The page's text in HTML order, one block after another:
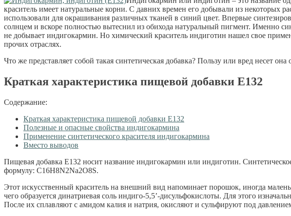
краситель имеет натуральные корни. С давних времен его добывали из
использовали для окрашивания различных тканей в синий цвет. Впервые
солнцем и вскоре полностью вытеснил из обихода натуральный пигмент. Именно
не добывает индигокармин. Но химический краситель индиготин нашел свое
прочих отраслях.
Что же представляет собой такая синтетическая добавка? Пользу или вред несет
Краткая характеристика пищевой добавки Е132
Содержание:
Краткая характеристика пищевой добавки Е132
Полезные и опасные свойства индигокармина
Применение синтетического красителя индигокармина
Вместо выводов
Пищевая добавка Е132 носит название индигокармин или индиготин.
формулу: C16H8N2Na2O8S.
Этот искусственный краситель на внешний вид напоминает порошок, иногда
чего образуется динатриевая соль индиго-5,5’-дисульфокислоты. Для этого
После их сплавляют с амидом калия и натрия, окисляют и сульфируют под